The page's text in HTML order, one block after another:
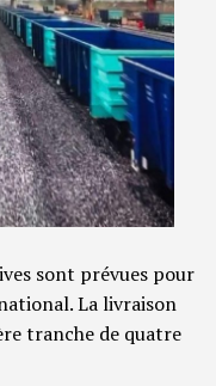
sont prévues pour
La livraison
tranche de quatre